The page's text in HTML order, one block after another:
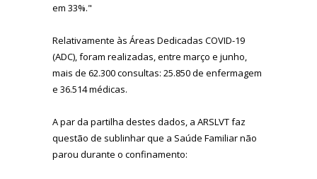
em 33%."
Relativamente às Áreas Dedicadas COVID-19
(ADC), foram realizadas, entre março e junho,
mais de 62.300 consultas: 25.850 de enfermagem
e 36.514 médicas.
A par da partilha destes dados, a ARSLVT faz
questão de sublinhar que a Saúde Familiar não
parou durante o confinamento: